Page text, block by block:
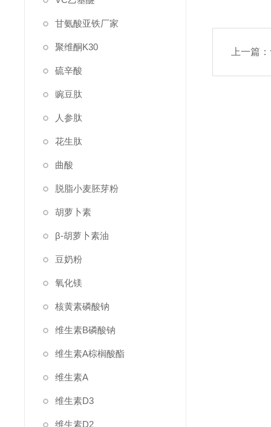
甘氨酸亚铁厂家
聚维酮K30
硫辛酸
豌豆肽
人参肽
花生肽
曲酸
脱脂小麦胚芽粉
胡萝卜素
β-胡萝卜素油
豆奶粉
氧化镁
核黄素磷酸钠
维生素B磷酸钠
维生素A棕榈酸酯
维生素A
维生素D3
维生素D2
上一篇：